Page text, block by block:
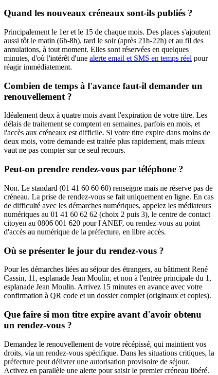
Quand les nouveaux créneaux sont-ils publiés ?
Principalement le 1er et le 15 de chaque mois. Des places s'ajoutent
aussi tôt le matin (6h-8h), tard le soir (après 21h-22h) et au fil des
annulations, à tout moment. Elles sont réservées en quelques
minutes, d'où l'intérêt d'une alerte email et SMS en temps réel pour
réagir immédiatement.
Combien de temps à l'avance faut-il demander un
renouvellement ?
Idéalement deux à quatre mois avant l'expiration de votre titre. Les
délais de traitement se comptent en semaines, parfois en mois, et
l'accès aux créneaux est difficile. Si votre titre expire dans moins de
deux mois, votre demande est traitée plus rapidement, mais mieux
vaut ne pas compter sur ce seul recours.
Peut-on prendre rendez-vous par téléphone ?
Non. Le standard (01 41 60 60 60) renseigne mais ne réserve pas de
créneau. La prise de rendez-vous se fait uniquement en ligne. En cas
de difficulté avec les démarches numériques, appelez les médiateurs
numériques au 01 41 60 62 62 (choix 2 puis 3), le centre de contact
citoyen au 0806 001 620 pour l'ANEF, ou rendez-vous au point
d'accès au numérique de la préfecture, en libre accès.
Où se présenter le jour du rendez-vous ?
Pour les démarches liées au séjour des étrangers, au bâtiment René
Cassin, 11, esplanade Jean Moulin, et non à l'entrée principale du 1,
esplanade Jean Moulin. Arrivez 15 minutes en avance avec votre
confirmation à QR code et un dossier complet (originaux et copies).
Que faire si mon titre expire avant d'avoir obtenu
un rendez-vous ?
Demandez le renouvellement de votre récépissé, qui maintient vos
droits, via un rendez-vous spécifique. Dans les situations critiques, la
préfecture peut délivrer une autorisation provisoire de séjour.
Activez en parallèle une alerte pour saisir le premier créneau libéré.